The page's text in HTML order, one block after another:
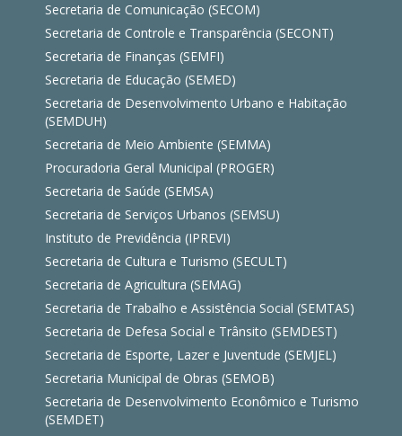
Secretaria de Comunicação (SECOM)
Secretaria de Controle e Transparência (SECONT)
Secretaria de Finanças (SEMFI)
Secretaria de Educação (SEMED)
Secretaria de Desenvolvimento Urbano e Habitação
(SEMDUH)
Secretaria de Meio Ambiente (SEMMA)
Procuradoria Geral Municipal (PROGER)
Secretaria de Saúde (SEMSA)
Secretaria de Serviços Urbanos (SEMSU)
Instituto de Previdência (IPREVI)
Secretaria de Cultura e Turismo (SECULT)
Secretaria de Agricultura (SEMAG)
Secretaria de Trabalho e Assistência Social (SEMTAS)
Secretaria de Defesa Social e Trânsito (SEMDEST)
Secretaria de Esporte, Lazer e Juventude (SEMJEL)
Secretaria Municipal de Obras (SEMOB)
Secretaria de Desenvolvimento Econômico e Turismo
(SEMDET)